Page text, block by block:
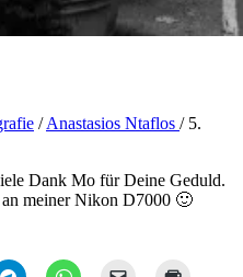
/Anastasios Ntaflos / 5.
Dank Mo für Deine Geduld.
meiner Nikon D7000 🙂